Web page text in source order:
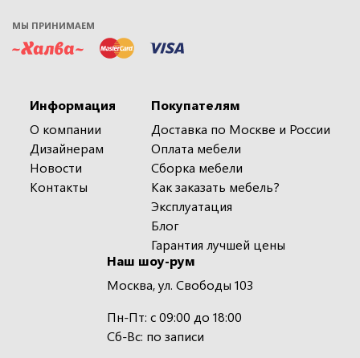
МЫ ПРИНИМАЕМ
Информация
О компании
Дизайнерам
Новости
Контакты
Покупателям
Доставка по Москве и России
Оплата мебели
Сборка мебели
Как заказать мебель?
Эксплуатация
Блог
Гарантия лучшей цены
Наш шоу-рум
Москва, ул. Свободы 103
Пн-Пт: с 09:00 до 18:00
Сб-Вс: по записи